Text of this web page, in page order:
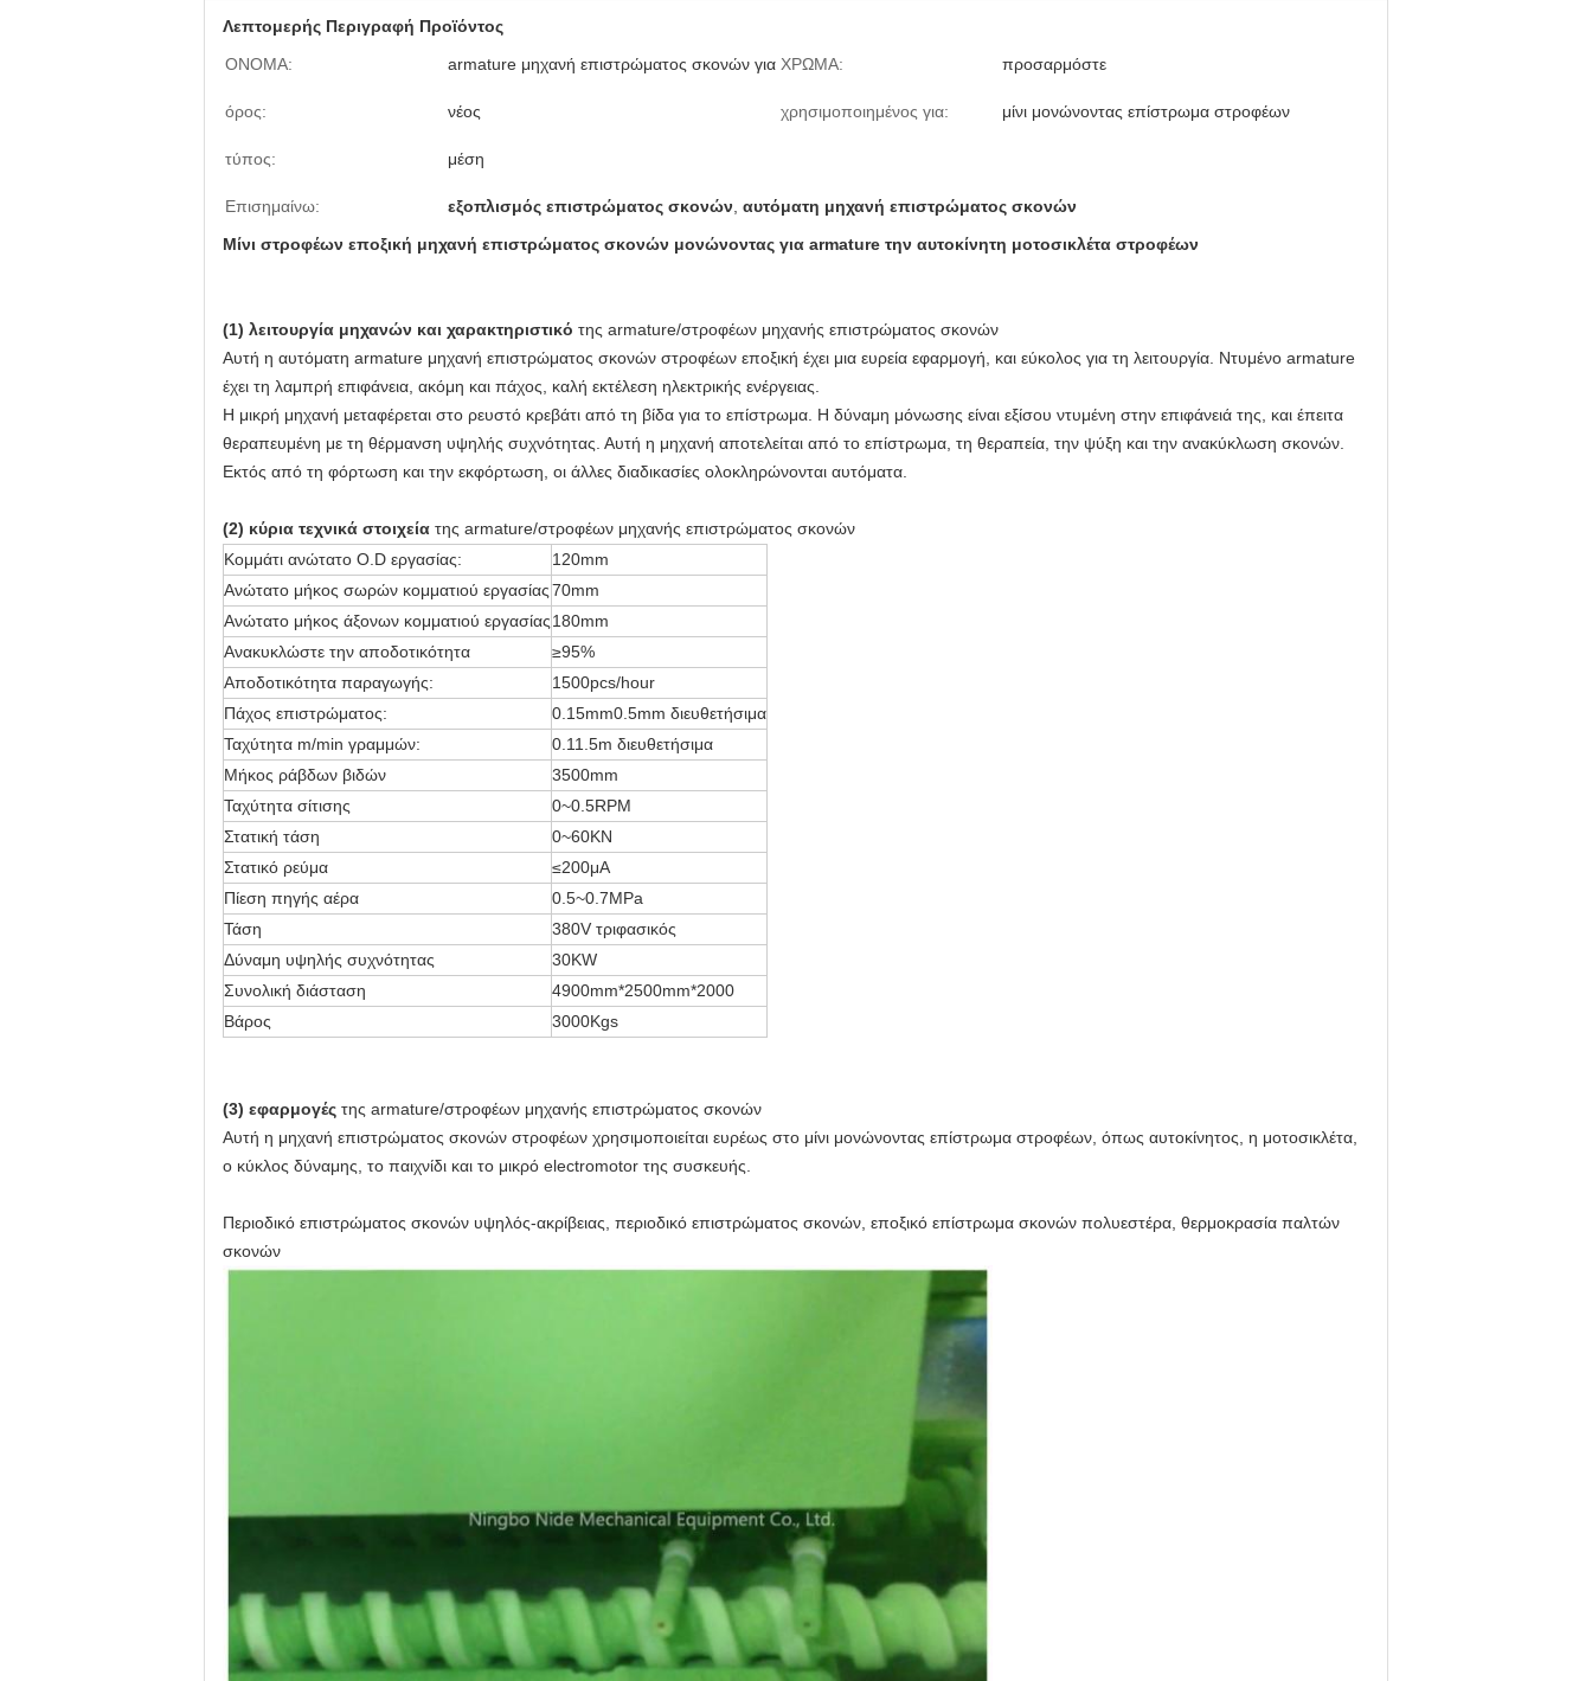
Λεπτομερής Περιγραφή Προϊόντος
ΟΝΟΜΑ:
armature μηχανή επιστρώματος σκονών για ΧΡΩΜΑ: προσαρμόστε
όρος: νέος χρησιμοποιημένος για: μίνι μονώνοντας επίστρωμα στροφέων
τύπος: μέση
Επισημαίνω: εξοπλισμός επιστρώματος σκονών αυτόματη μηχανή επιστρώματος σκονών
Μίνι στροφέων εποξική μηχανή επιστρώματος σκονών μονώνοντας για armature την αυτοκίνητη μοτοσικλέτα στροφέων
(1) λειτουργία μηχανών και χαρακτηριστικό της armature/στροφέων μηχανής επιστρώματος σκονών
Αυτή η αυτόματη armature μηχανή επιστρώματος σκονών στροφέων εποξική έχει μια ευρεία εφαρμογή, και εύκολος για τη λειτουργία. Ντυμένο armature
έχει τη λαμπρή επιφάνεια, ακόμη και πάχος, καλή εκτέλεση ηλεκτρικής ενέργειας.
Η μικρή μηχανή μεταφέρεται στο ρευστό κρεβάτι από τη βίδα για το επίστρωμα. Η δύναμη μόνωσης είναι εξίσου ντυμένη στην επιφάνειά της, και έπειτα
θεραπευμένη με τη θέρμανση υψηλής συχνότητας. Αυτή η μηχανή αποτελείται από το επίστρωμα, τη θεραπεία, την ψύξη και την ανακύκλωση σκονών.
Εκτός από τη φόρτωση και την εκφόρτωση, οι άλλες διαδικασίες ολοκληρώνονται αυτόματα.
(2) κύρια τεχνικά στοιχεία της armature/στροφέων μηχανής επιστρώματος σκονών
Κομμάτι ανώτατο O.D εργασίας:
120mm
Ανώτατο μήκος σωρών κομματιού εργασίας70mm
Ανώτατο μήκος άξονων κομματιού εργασίας180mm
Ανακυκλώστε την αποδοτικότητα
≥95%
Αποδοτικότητα παραγωγής:
1500pcs/hour
Πάχος επιστρώματος:
0.15mm0.5mm διευθετήσιμα
Ταχύτητα m/min γραμμών:
0.11.5m διευθετήσιμα
Μήκος ράβδων βιδών
3500mm
Ταχύτητα σίτισης
0~0.5RPM
Στατική τάση
0~60KN
Στατικό ρεύμα
≤200μA
Πίεση πηγής αέρα
0.5~0.7MPa
Τάση
380V τριφασικός
Δύναμη υψηλής συχνότητας
30KW
Συνολική διάσταση
4900mm*2500mm*2000
Βάρος
3000Kgs
(3) εφαρμογές της armature/στροφέων μηχανής επιστρώματος σκονών
Αυτή η μηχανή επιστρώματος σκονών στροφέων χρησιμοποιείται ευρέως στο μίνι μονώνοντας επίστρωμα στροφέων, όπως αυτοκίνητος, η μοτοσικλέτα,
ο κύκλος δύναμης, το παιχνίδι και το μικρό electromotor της συσκευής.
Περιοδικό επιστρώματος σκονών υψηλός-ακρίβειας, περιοδικό επιστρώματος σκονών, εποξικό επίστρωμα σκονών πολυεστέρα, θερμοκρασία παλτών
σκονών